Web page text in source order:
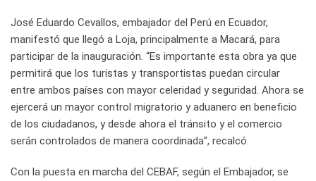
José Eduardo Cevallos, embajador del Perú en Ecuador,
manifestó que llegó a Loja, principalmente a Macará, para
participar de la inauguración. “Es importante esta obra ya que
permitirá que los turistas y transportistas puedan circular
entre ambos países con mayor celeridad y seguridad. Ahora se
ejercerá un mayor control migratorio y aduanero en beneficio
de los ciudadanos, y desde ahora el tránsito y el comercio
serán controlados de manera coordinada”, recalcó.
Con la puesta en marcha del CEBAF, según el Embajador, se